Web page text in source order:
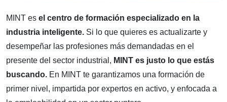
MINT es el centro de formación especializado en la
industria inteligente. Si lo que quieres es actualizarte y
desempeñar las profesiones más demandadas en el
presente del sector industrial, MINT es justo lo que estás
buscando. En MINT te garantizamos una formación de
primer nivel, impartida por expertos en activo, y enfocada a